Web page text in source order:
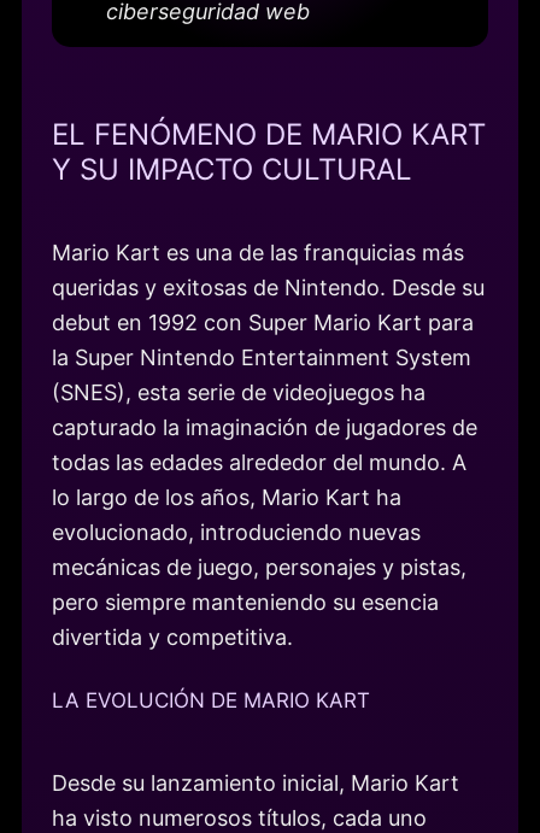
ciberseguridad web
EL FENÓMENO DE MARIO KART
Y SU IMPACTO CULTURAL
Mario Kart es una de las franquicias más
queridas y exitosas de Nintendo. Desde su
debut en 1992 con Super Mario Kart para
la Super Nintendo Entertainment System
(SNES), esta serie de videojuegos ha
capturado la imaginación de jugadores de
todas las edades alrededor del mundo. A
lo largo de los años, Mario Kart ha
evolucionado, introduciendo nuevas
mecánicas de juego, personajes y pistas,
pero siempre manteniendo su esencia
divertida y competitiva.
LA EVOLUCIÓN DE MARIO KART
Desde su lanzamiento inicial, Mario Kart
ha visto numerosos títulos, cada uno